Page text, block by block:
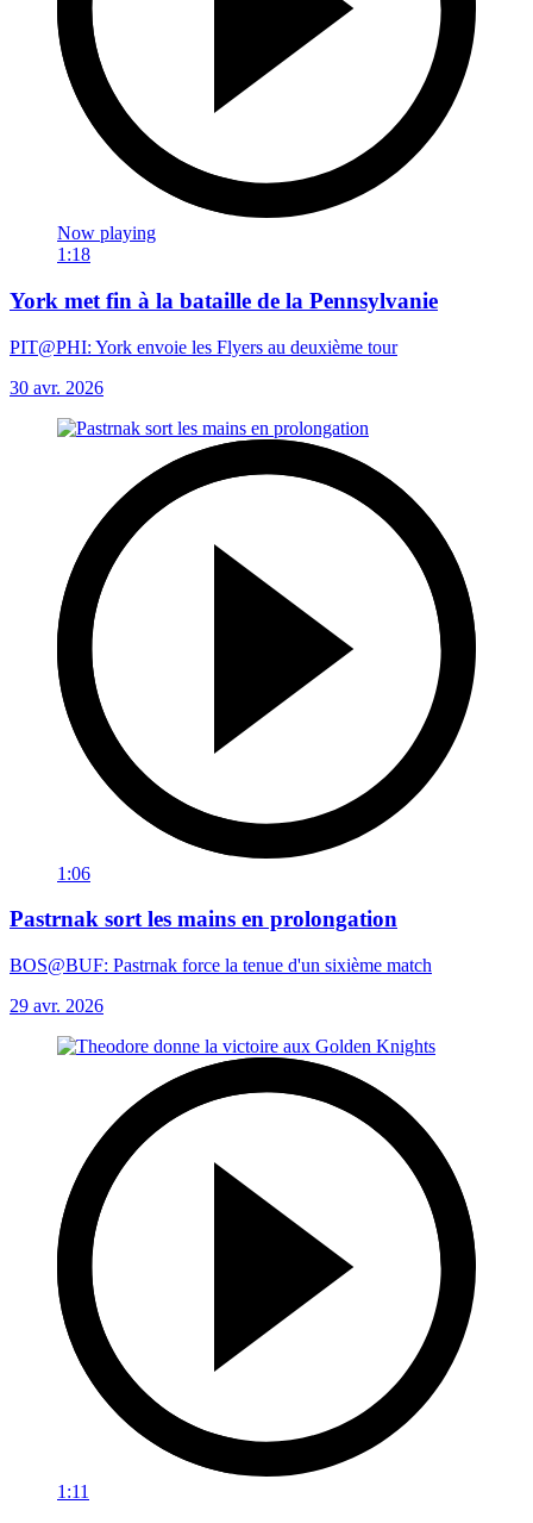
Now playing
1:18
York met fin à la bataille de la Pennsylvanie
PIT@PHI: York envoie les Flyers au deuxième tour
30 avr. 2026
1:06
Pastrnak sort les mains en prolongation
BOS@BUF: Pastrnak force la tenue d'un sixième match
29 avr. 2026
1:11